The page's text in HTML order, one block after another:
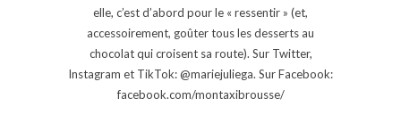
elle, c’est d’abord pour le « ressentir » (et,
accessoirement, goûter tous les desserts au
chocolat qui croisent sa route). Sur Twitter,
Instagram et TikTok: @mariejuliega. Sur Facebook:
facebook.com/montaxibrousse/